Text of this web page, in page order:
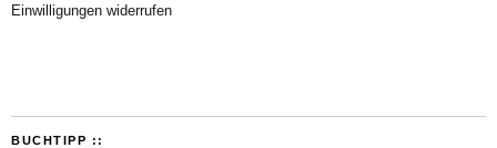
Einwilligungen widerrufen
BUCHTIPP ::